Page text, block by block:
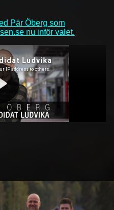
Pär Öberg som
nu inför valet.